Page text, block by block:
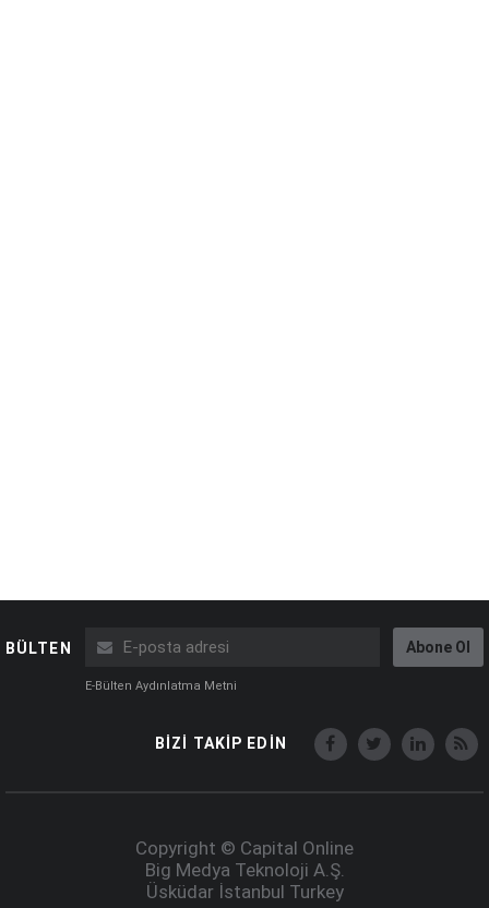
BÜLTEN Abone Ol
E-Bülten Aydınlatma Metni
BİZİ TAKİP EDİN
Copyright © Capital Online
Big Medya Teknoloji A.Ş.
Üsküdar İstanbul Turkey